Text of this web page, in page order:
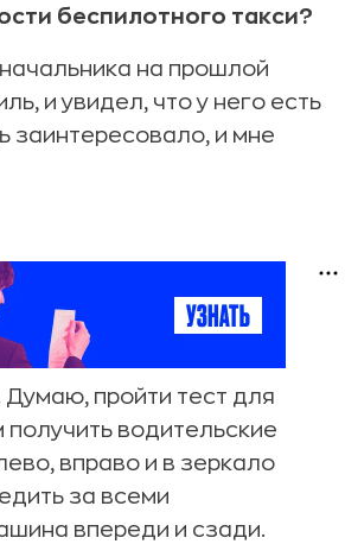
беспилотного такси?
на прошлой
и увидел, что у него есть
заинтересовало, и мне
пройти тест для
водительские
вправо и в зеркало
за всеми
впереди и сзади.